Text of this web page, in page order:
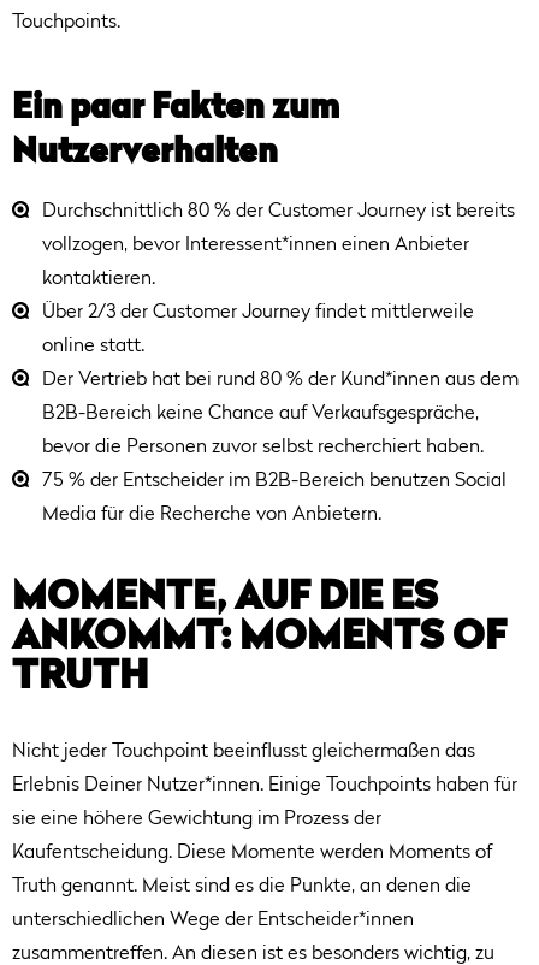
Touchpoints.
Ein paar Fakten zum
Nutzerverhalten
Durchschnittlich 80 % der Customer Journey ist bereits
vollzogen, bevor Interessent*innen einen Anbieter
kontaktieren.
Über 2/3 der Customer Journey findet mittlerweile
online statt.
Der Vertrieb hat bei rund 80 % der Kund*innen aus dem
B2B-Bereich keine Chance auf Verkaufsgespräche,
bevor die Personen zuvor selbst recherchiert haben.
75 % der Entscheider im B2B-Bereich benutzen Social
Media für die Recherche von Anbietern.
MOMENTE, AUF DIE ES
ANKOMMT: MOMENTS OF
TRUTH
Nicht jeder Touchpoint beeinflusst gleichermaßen das
Erlebnis Deiner Nutzer*innen. Einige Touchpoints haben für
sie eine höhere Gewichtung im Prozess der
Kaufentscheidung. Diese Momente werden Moments of
Truth genannt. Meist sind es die Punkte, an denen die
unterschiedlichen Wege der Entscheider*innen
zusammentreffen. An diesen ist es besonders wichtig, zu